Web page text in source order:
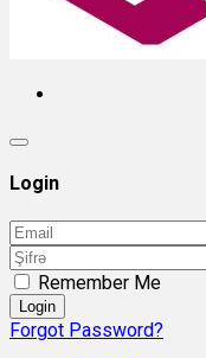
Login
Remember Me
Login
Forgot Password?